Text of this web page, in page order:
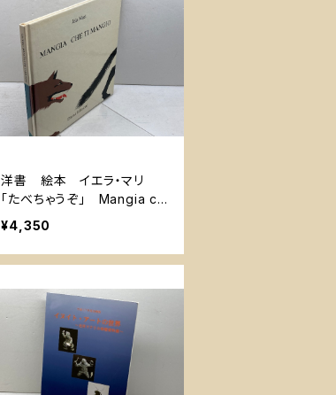
洋書 絵本 イエラ・マリ
「たべちゃうぞ」 Mangia ch
e ti mangio 1980 Emme
Edizioni（イタリア）初版
¥4,350